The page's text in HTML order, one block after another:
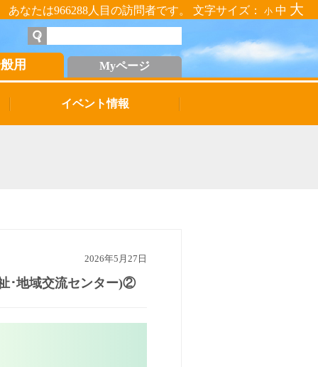
あなたは966288人目の訪問者です。 文字サイズ： 小 中 大
用 Myページ
イベント情報
2026年5月27日
･地域交流センター)②